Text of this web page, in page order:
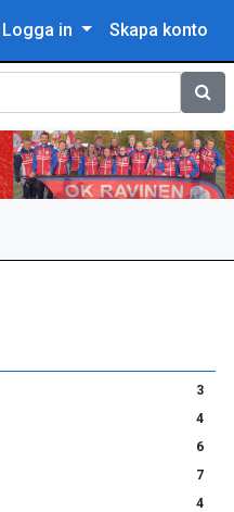
Logga in Skapa konto
Sök
3
4
6
7
4